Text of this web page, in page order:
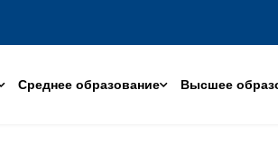
Среднее образование Высшее